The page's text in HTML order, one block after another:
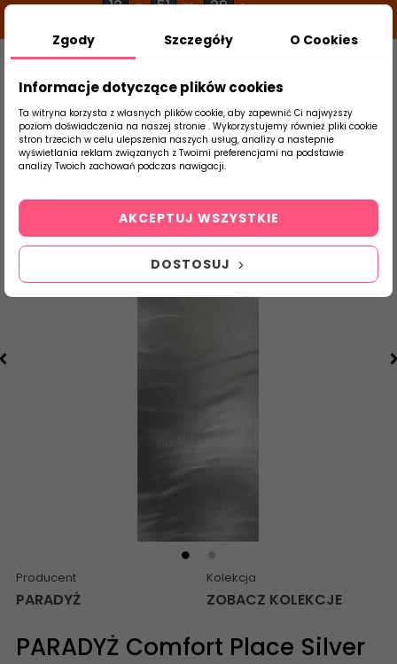
12 g 51 m 29 s
Szukaj
produktu
Strona Główna Płytki Łazienkowe
Producent
PARADYŻ
Kolekcja
ZOBACZ KOLEKCJE
PARADYŻ Comfort Place Silver
Zgody Szczegóły O Cookies
Informacje dotyczące plików cookies
Ta witryna korzysta z własnych plików cookie, aby zapewnić Ci najwyższy
poziom doświadczenia na naszej stronie . Wykorzystujemy również pliki cookie
stron trzecich w celu ulepszenia naszych usług, analizy a nastepnie
wyświetlania reklam związanych z Twoimi preferencjami na podstawie
analizy Twoich zachowań podczas nawigacji.
DOSTOSUJ
AKCEPTUJ WSZYSTKIE